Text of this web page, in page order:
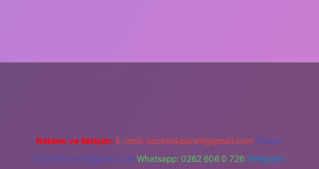
Reklam ve İletişim: E-mail: backlinkpaneli@gmail.com Teams:
forumhizmeti@gmail.com Whatsapp: 0262 606 0 726 Telegram: